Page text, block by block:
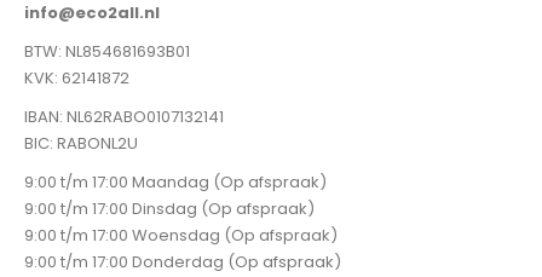
info@eco2all.nl
BTW: NL854681693B01
KVK: 62141872
IBAN: NL62RABO0107132141
BIC: RABONL2U
9:00 t/m 17:00 Maandag (Op afspraak)
9:00 t/m 17:00 Dinsdag (Op afspraak)
9:00 t/m 17:00 Woensdag (Op afspraak)
9:00 t/m 17:00 Donderdag (Op afspraak)